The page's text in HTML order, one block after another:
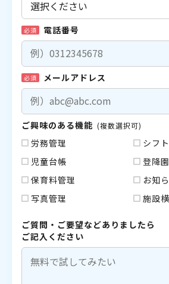
必須 電話番号
必須 メールアドレス
ご興味のある機能 (複数選択可)
労務管理
シフ
児童台帳
登降
保育料管理
お知
写真管理
施設
ご質問・ご要望などありましたら
ご記入ください